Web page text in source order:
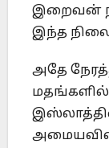
இறைவன்
இந்த
அதே